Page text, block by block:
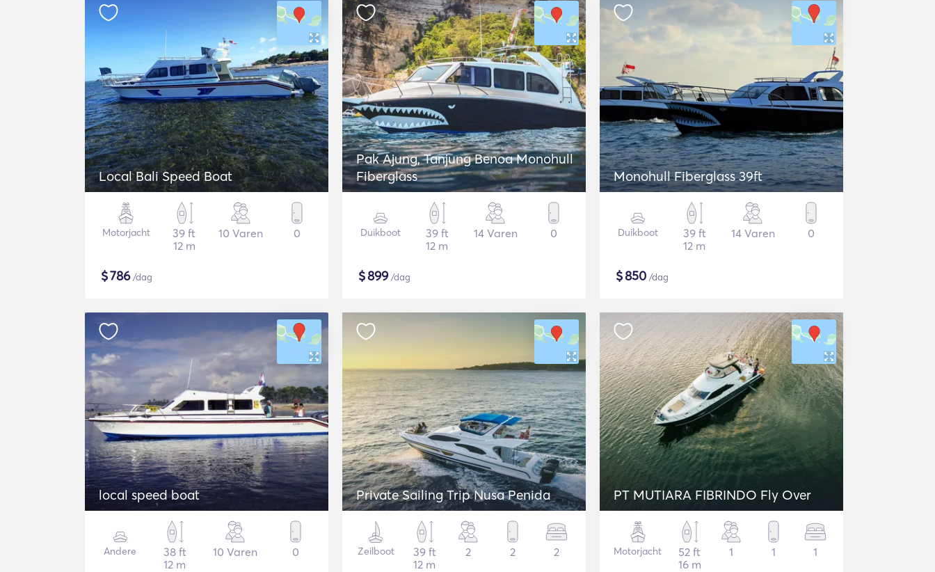
Local Bali Speed Boat
Motorjacht
39 ft
12 m
10 Varen 0
$786/dag
Pak Ajung, Tanjung Benoa Monohull
Fiberglass
Duikboot
39 ft
12 m
14 Varen 0
$899/dag
Monohull Fiberglass 39ft
Duikboot
39 ft
12 m
14 Varen 0
$850 /dag
local speed boat
Andere
38 ft
12 m
10 Varen 0
Private Sailing Trip Nusa Penida
Zeilboot
39 ft
12 m
2 2 2
PT MUTIARA FIBRINDO Fly Over
Motorjacht
52 ft
16 m
1 1 1